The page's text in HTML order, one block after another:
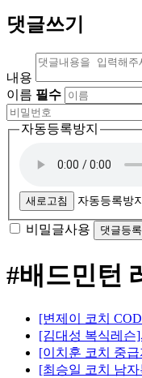
댓글쓰기
내용
이름 필수
자동등록방지
새로고침 자동등록방
비밀글사용
#배드민턴
[변제이 코치
[김대성 복식레
[이치훈 코치 중
[최승일 코치 남